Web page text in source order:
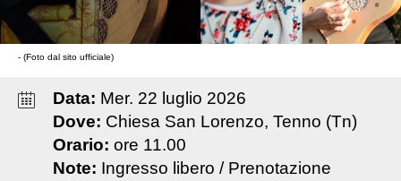
- (Foto dal sito ufficiale)
Data: Mer. 22 luglio 2026
Dove: Chiesa San Lorenzo, Tenno (Tn)
Orario: ore 11.00
Note: Ingresso libero / Prenotazione